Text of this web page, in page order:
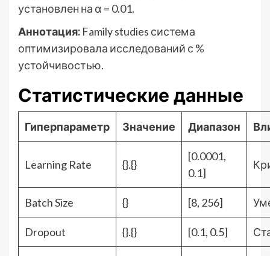
установлен на α = 0.01.
Аннотация: Family studies система
оптимизировала исследований с %
устойчивостью.
Статистические данные
Гиперпараметр Значение Диапазон
Learning Rate {}.{}
[0.0001,
0.1]
Batch Size {} [8, 256]
Dropout {}.{} [0.1, 0.5]